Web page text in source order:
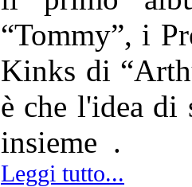
“Tommy”, i
Kinks di
è che l'idea di
insieme .
Leggi tutto...